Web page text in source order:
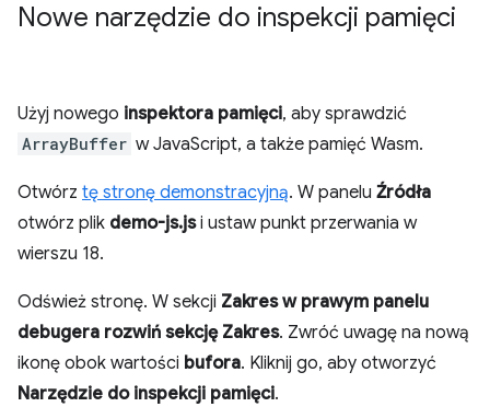
Nowe narzędzie do inspekcji pamięci
Użyj nowego inspektora pamięci, aby sprawdzić
ArrayBuffer w JavaScript, a także pamięć Wasm.
Otwórz tę stronę demonstracyjną. W panelu Źródła
otwórz plik demo-js.jsi ustaw punkt przerwania w
wierszu 18.
Odśwież stronę. W sekcji Zakres w prawym panelu
debugera rozwiń sekcję Zakres. Zwróć uwagę na nową
ikonę obok wartości bufora. Kliknij go, aby otworzyć
Narzędzie do inspekcji pamięci.